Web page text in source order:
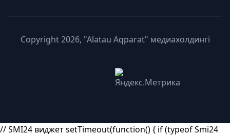
Copyright 2026, "Alatau Aqparat" медиахолдингі
// SMI24 виджет setTimeout(function() { if (typeof Smi24